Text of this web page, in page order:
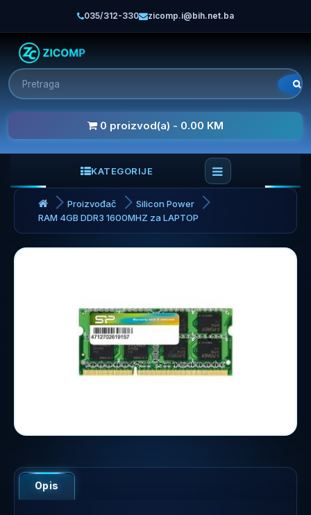
035/312-330 zicomp.i@bih.net.ba
0 proizvod(a) - 0.00 KM
KATEGORIJE
Proizvođač
Silicon Power
RAM 4GB DDR3 1600MHZ za LAPTOP
Opis